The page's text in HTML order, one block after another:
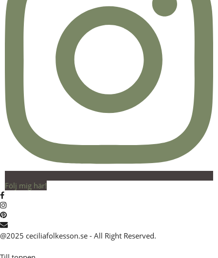
Följ mig här!
@2025 ceciliafolkesson.se - All Right Reserved.